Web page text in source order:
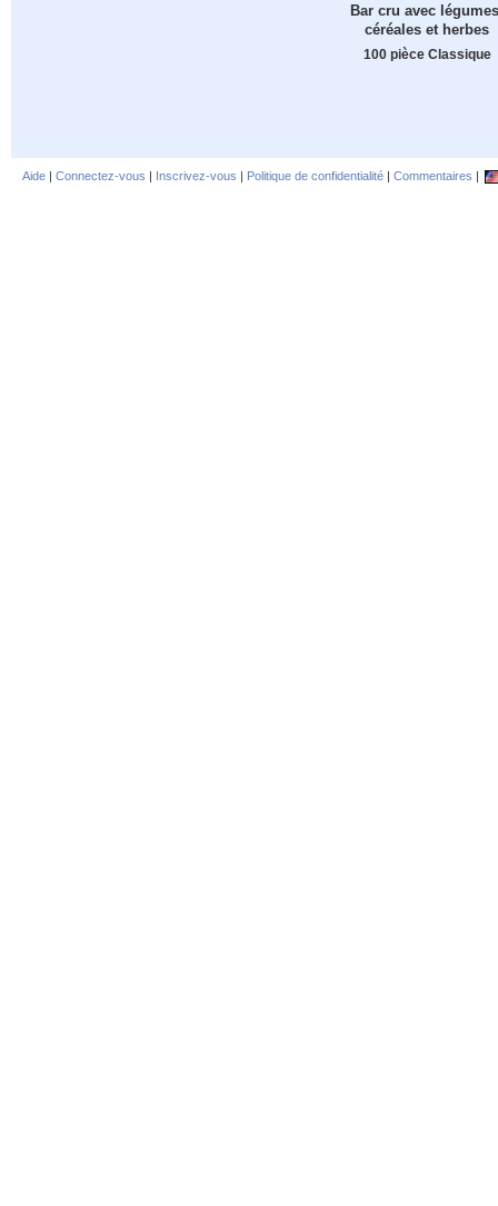
Bar cru avec
céréales et herbes
100 pièce Classique
Aide | Connectez-vous | Inscrivez-vous | Politique de confidentialité | Commentaires |